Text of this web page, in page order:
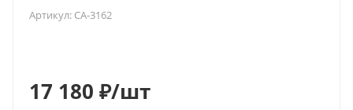
Артикул: CA-3162
17 180 ₽/шт